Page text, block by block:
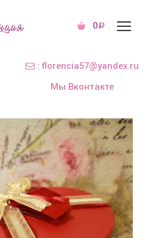
0Р
: florencia57@yandex.ru
Мы Вконтакте